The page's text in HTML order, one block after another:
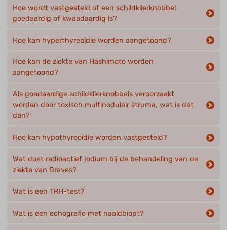
Hoe wordt vastgesteld of een schildklierknobbel
goedaardig of kwaadaardig is?
Hoe kan hyperthyreoïdie worden aangetoond?
Hoe kan de ziekte van Hashimoto worden
aangetoond?
Als goedaardige schildklierknobbels veroorzaakt
worden door toxisch multinodulair struma, wat is dat
dan?
Hoe kan hypothyreoïdie worden vastgesteld?
Wat doet radioactief jodium bij de behandeling van de
ziekte van Graves?
Wat is een TRH-test?
Wat is een echografie met naaldbiopt?